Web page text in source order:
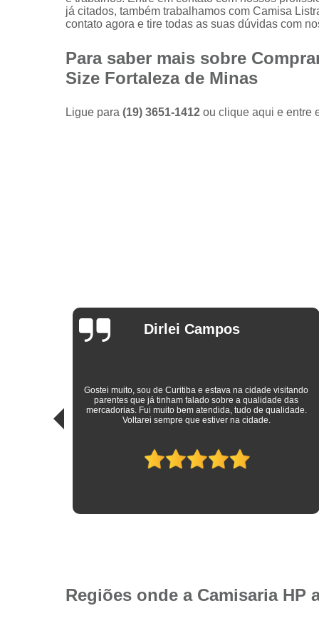
Camisas
sociais
de camisas
Lojas de
já citados, também trabalhamos com Camisa
contato agora e tire todas as suas dúvidas com
Para saber mais sobre
Size Fortaleza de Minas
Ligue para (19) 3651-1412 ou clique aqui e entre
Arthur Mello
Roupas sociais de excelente qualidade e preço mais do que
justo! Atendimento ímpar!
Regiões onde a Camisaria HP